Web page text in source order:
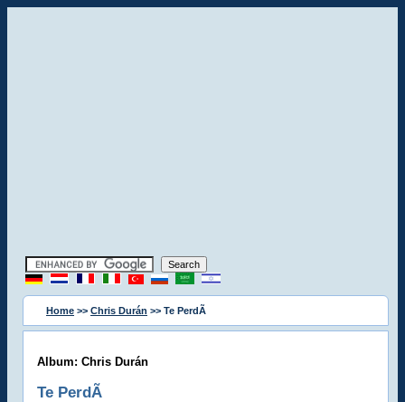
Home >> Chris Durán >> Te PerdÃ­
Album: Chris Durán
Te PerdÃ­